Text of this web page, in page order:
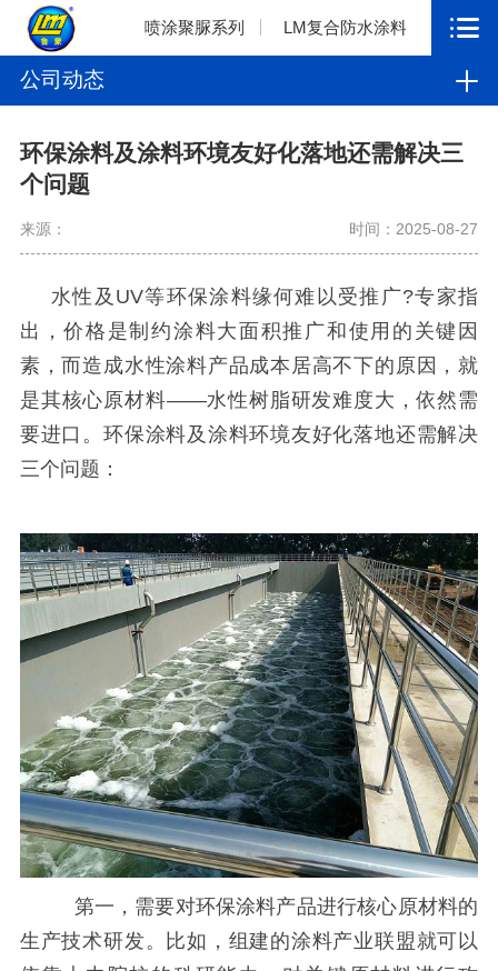
喷涂聚脲系列 LM复合防水涂料
公司动态
环保涂料及涂料环境友好化落地还需解决三
个问题
来源： 时间：2025-08-27
水性及 UV等环保涂料缘何难以受推广?专家指
出，价格是制约涂料大面积推广和使用的关键因
素，而造成水性涂料产品成本居高不下的原因，就
是其核心原材料——水性树脂研发难度大，依然需
要进口。环保涂料及涂料环境友好化落地还需解决
三个问题：
第一，需要对环保涂料产品进行核心原材料的
生产技术研发。比如，组建的涂料产业联盟就可以